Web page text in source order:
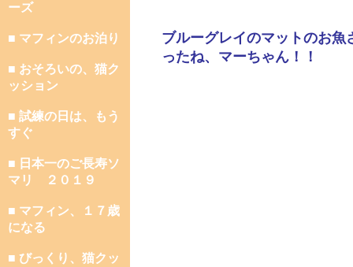
ーズ
■ マフィンのお泊り
■ おそろいの、猫ク
ッション
■ 試練の日は、もう
すぐ
■ 日本一のご長寿ソ
マリ ２０１９
■ マフィン、１７歳
になる
■ びっくり、猫クッ
ブルーグレイのマットのお
ったね、マーちゃん！！